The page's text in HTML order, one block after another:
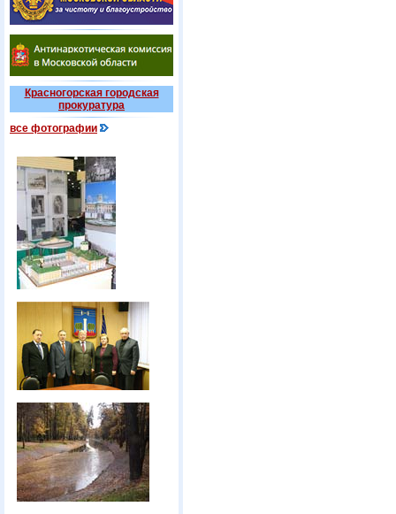
Красногорская городская
прокуратура
все фотографии